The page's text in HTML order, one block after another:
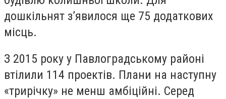
дошкільнят з’явилося ще 75 додаткових
місць.
З 2015 року у Павлоградському районі
втілили 114 проектів. Плани на наступну
«трирічку» не менш амбіційні. Серед